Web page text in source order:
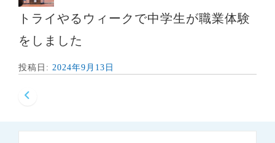
トライやるウィークで中学生が職業体験
をしました
投稿日: 2024年9月13日
投